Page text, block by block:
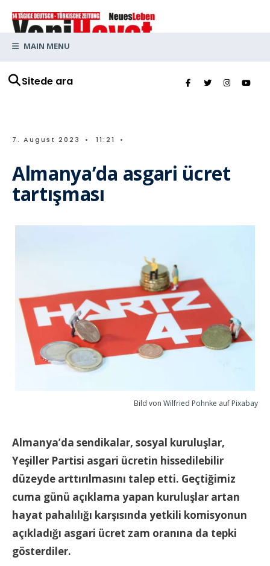
Sitede ara
MAIN MENU
7. August 2023 • 11:21 •
Almanya’da asgari ücret
tartışması
Bild von Wilfried Pohnke auf Pixabay
Almanya’da sendikalar, sosyal kuruluşlar,
Yeşiller Partisi asgari ücretin hissedilebilir
düzeyde arttırılmasını talep etti. Geçtiğimiz
cuma günü açıklama yapan kuruluşlar artan
hayat pahalılığı karşısında yetkili komisyonun
açıkladığı asgari ücret zam oranına da tepki
gösterdiler.